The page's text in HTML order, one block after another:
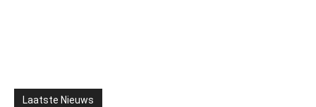
Laatste Nieuws